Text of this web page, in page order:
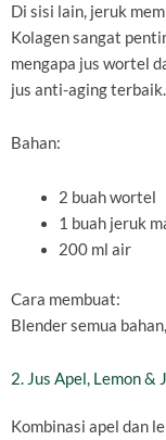
Di sisi lain, jeruk
Kolagen sangat
mengapa jus wortel
jus anti-aging terbaik.
Bahan:
2 buah wortel
1 buah jeruk
200 ml air
Cara membuat:
Blender semua
2. Jus Apel, Lemon
Kombinasi apel dan